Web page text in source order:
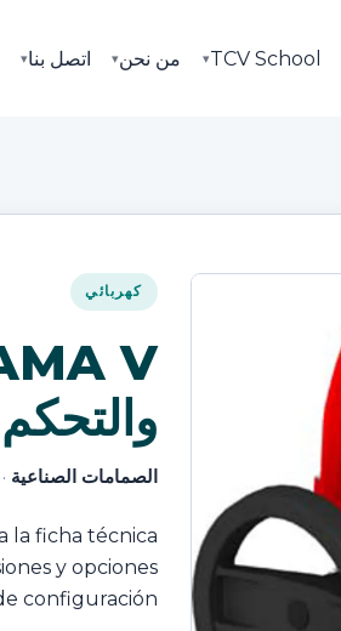
TCV School
▾ من نحن▾ اتصل بنا▾
كهربائي
والتحكم
الصمامات الصناعية
la ficha técnica
y opciones
configuración.